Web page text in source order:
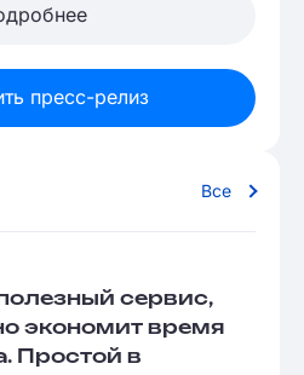
пресс-релиз
Все
сервис,
экономит время
Простой в